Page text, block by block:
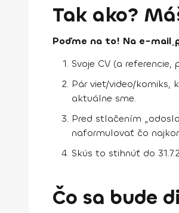
Tak ako?
Poďme na to! Na e-mail
Svoje CV (a
Pár viet/video/komiks,
aktuálne sme.
Pred stlačením
naformulovať čo
Skús to stihnúť do
Čo sa bude